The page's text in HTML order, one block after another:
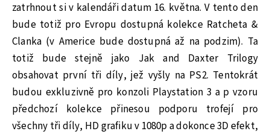
zatrhnout si v kalendáři datum 16. května. V tento den
bude totiž pro Evropu dostupná kolekce Ratcheta &
Clanka (v Americe bude dostupná až na podzim). Ta
totiž bude stejně jako Jak and Daxter Trilogy
obsahovat první tři díly, jež vyšly na PS2. Tentokrát
budou exkluzivně pro konzoli Playstation 3 a p vzoru
předchozí kolekce přinesou podporu trofejí pro
všechny tři díly, HD grafiku v 1080p a dokonce 3D efekt,